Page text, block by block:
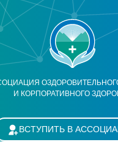
И КОРПОРАТИВНОГО
ВСТУПИТЬ В